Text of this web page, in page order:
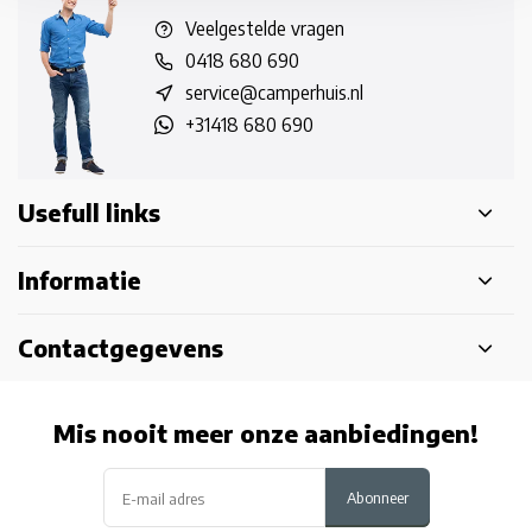
Veelgestelde vragen
0418 680 690
service@camperhuis.nl
+31418 680 690
Usefull links
Informatie
Contactgegevens
Mis nooit meer onze aanbiedingen!
Abonneer